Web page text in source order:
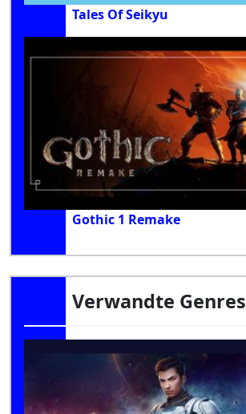
Tales Of Seikyu
Gothic 1 Remake
Verwandte Genres